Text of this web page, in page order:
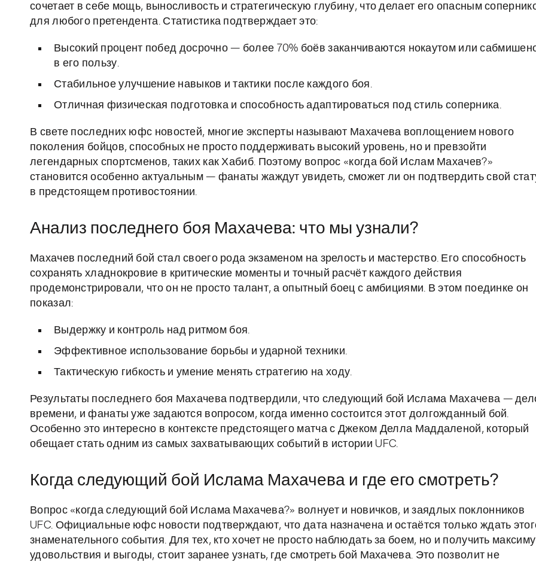
сочетает в себе мощь, выносливость и стратегическую глубину, что делает его опасным
для любого претендента. Статистика подтверждает это:
Высокий процент побед досрочно — более 70% боёв заканчиваются нокаутом или
в его пользу.
Стабильное улучшение навыков и тактики после каждого боя.
Отличная физическая подготовка и способность адаптироваться под стиль соперника.
В свете последних юфс новостей, многие эксперты называют Махачева воплощением нового
поколения бойцов, способных не просто поддерживать высокий уровень, но и превзойти
легендарных спортсменов, таких как Хабиб. Поэтому вопрос «когда бой Ислам Махачев?»
становится особенно актуальным — фанаты жаждут увидеть, сможет ли он подтвердить свой
в предстоящем противостоянии.
Анализ последнего боя Махачева: что мы узнали?
Махачев последний бой стал своего рода экзаменом на зрелость и мастерство. Его способность
сохранять хладнокровие в критические моменты и точный расчёт каждого действия
продемонстрировали, что он не просто талант, а опытный боец с амбициями. В этом поединке он
показал:
Выдержку и контроль над ритмом боя.
Эффективное использование борьбы и ударной техники.
Тактическую гибкость и умение менять стратегию на ходу.
Результаты последнего боя Махачева подтвердили, что следующий бой Ислама Махачева —
времени, и фанаты уже задаются вопросом, когда именно состоится этот долгожданный бой.
Особенно это интересно в контексте предстоящего матча с Джеком Делла Маддаленой, который
обещает стать одним из самых захватывающих событий в истории UFC.
Когда следующий бой Ислама Махачева и где его смотреть?
Вопрос «когда следующий бой Ислама Махачева?» волнует и новичков, и заядлых поклонников
UFC. Официальные юфс новости подтверждают, что дата назначена и остаётся только ждать
знаменательного события. Для тех, кто хочет не просто наблюдать за боем, но и получить
удовольствия и выгоды, стоит заранее узнать, где смотреть бой Махачева. Это позволит не